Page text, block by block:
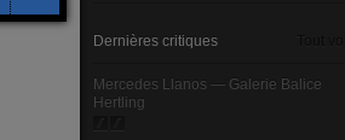
Dernières critiques Tout voir
Mercedes Llanos — Galerie Balice
Hertling